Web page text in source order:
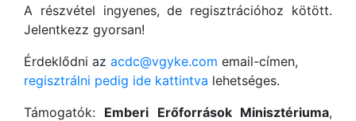
A részvétel ingyenes, de regisztrációhoz kötött.
Jelentkezz gyorsan!
Érdeklődni az acdc@vgyke.com email-címen,
regisztrálni pedig ide kattintva lehetséges.
Támogatók: Emberi Erőforrások Minisztériuma,